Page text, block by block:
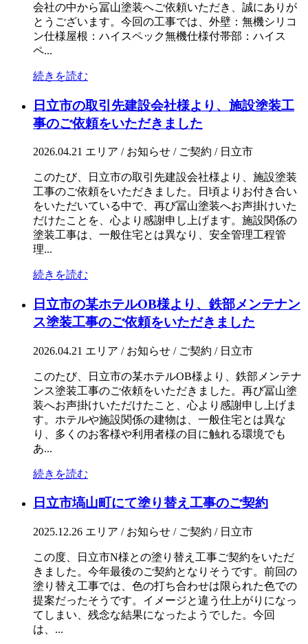
会社の中から冨山塗装へご依頼いただき、誠にありが
とうございます。今回の工事では、外壁：無機シリコ
ン仕様屋根：ハイスペック無機仕様付帯部：ハイス
ペ...
続きを読む
日立市の取引先建設会社様より、施設塗装工
事のご依頼をいただきました
2026.04.21 エリア / お知らせ / ご契約 / 日立市
このたび、日立市の取引先建設会社様より、施設塗装
工事のご依頼をいただきました。日頃よりお付き合い
をいただいている中で、再び冨山塗装へお声掛けいた
だけたことを、心より感謝申し上げます。施設関係の
塗装工事は、一般住宅とは異なり、安全管理工程管
理...
続きを読む
日立市の某ホテルOB様より、鉄部メンテナン
ス塗装工事のご依頼をいただきました
2026.04.21 エリア / お知らせ / ご契約 / 日立市
このたび、日立市の某ホテルOB様より、鉄部メンテナ
ンス塗装工事のご依頼をいただきました。再び冨山塗
装へお声掛けいただけたこと、心より感謝申し上げま
す。ホテルや施設関係の建物は、一般住宅とは異な
り、多くのお客様や利用者様の目に触れる環境でも
あ...
続きを読む
日立市塙山町にて塗り替え工事のご契約
2025.12.26 エリア / お知らせ / ご契約 / 日立市
この度、日立市N様との塗り替え工事ご契約をいただ
きました。今年最後のご契約となりそうです。前回の
塗り替え工事では、色の打ち合わせは限られた色での
提案だったそうです。イメージと違う仕上がりになっ
てしまい、残念な結果になったようでした。今回
は、...